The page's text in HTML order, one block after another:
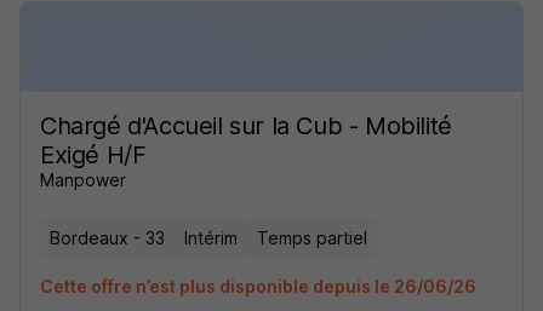
Chargé d'Accueil sur la Cub - Mobilité
Exigé H/F
Manpower
Bordeaux - 33 Intérim Temps partiel
Cette offre n’est plus disponible depuis le 26/06/26